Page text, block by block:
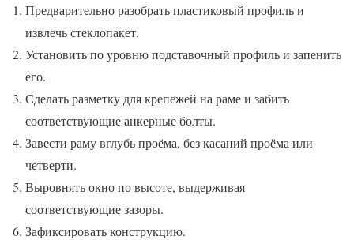
Предварительно разобрать пластиковый профиль и
извлечь стеклопакет.
Установить по уровню подставочный профиль и запенить
его.
Сделать разметку для крепежей на раме и забить
соответствующие анкерные болты.
Завести раму вглубь проёма, без касаний проёма или
четверти.
Выровнять окно по высоте, выдерживая
соответствующие зазоры.
Зафиксировать конструкцию.